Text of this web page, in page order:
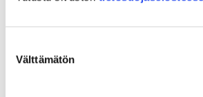
valinta
Välttämätön
klo 17-19 Kokoushotelli
Ohjelmassa Saaristomeren